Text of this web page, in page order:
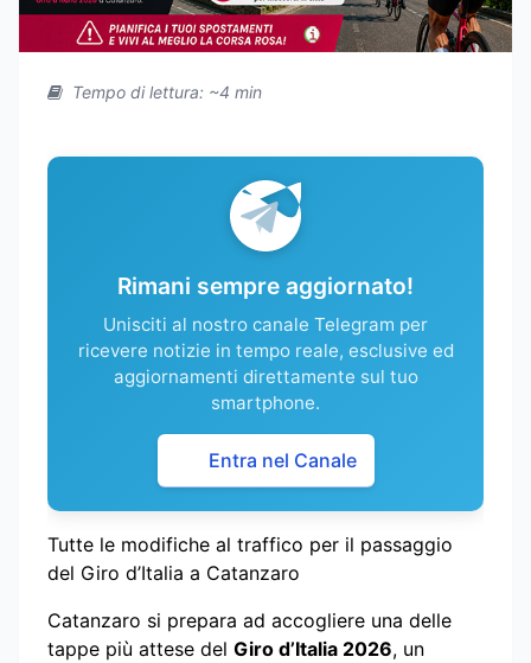
Tempo di lettura: ~4 min
Rimani sempre aggiornato!
Unisciti al nostro canale Telegram per
ricevere notizie in tempo reale, esclusive ed
aggiornamenti direttamente sul tuo
smartphone.
Entra nel Canale
Tutte le modifiche al traffico per il passaggio
del Giro d’Italia a Catanzaro
Catanzaro si prepara ad accogliere una delle
tappe più attese del Giro d’Italia 2026, un